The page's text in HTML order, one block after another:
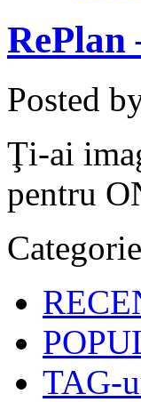
Posted
Ţi-ai
pentru
TAG-